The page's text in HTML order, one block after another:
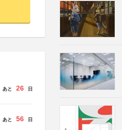
あと 26 日
あと 56 日